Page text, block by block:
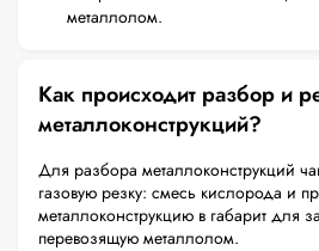
металлолом.
Как происходит разбор и
металлоконструкций?
Для разбора металлоконструкций
газовую резку: смесь кислорода и
металлоконструкцию в габарит для
перевозящую металлолом.